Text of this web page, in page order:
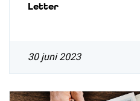
Letter
30 juni 2023